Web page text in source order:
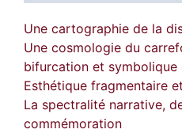
Une cartographie de la
Une cosmologie du
bifurcation et symbolique
Esthétique fragmentaire
La spectralité narrative,
commémoration